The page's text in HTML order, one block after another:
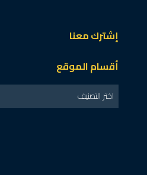
إشترك معنا
أقسام الموقع
اختر التصنيف